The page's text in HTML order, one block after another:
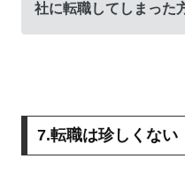
社に転職してしまった
7.転職は珍しくない